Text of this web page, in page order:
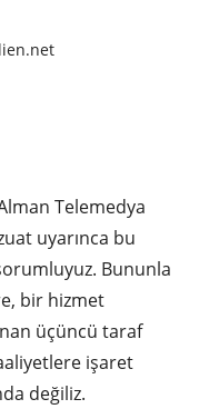
Telemedya
uyarınca bu
Bununla
bir hizmet
üçüncü taraf
işaret
değiliz.